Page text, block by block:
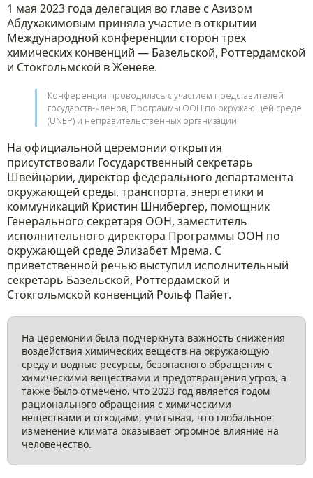
1 мая 2023 года делегация во главе с Азизом
Абдухакимовым приняла участие в открытии
Международной конференции сторон трех
химических конвенций — Базельской, Роттердамской
и Стокгольмской в Женеве.
Конференция проводилась с участием представителей
государств-членов, Программы ООН по окружающей среде
(UNEP) и неправительственных организаций.
На официальной церемонии открытия
присутствовали Государственный секретарь
Швейцарии, директор федерального департамента
окружающей среды, транспорта, энергетики и
коммуникаций Кристин Шнибергер, помощник
Генерального секретаря ООН, заместитель
исполнительного директора Программы ООН по
окружающей среде Элизабет Мрема. С
приветственной речью выступил исполнительный
секретарь Базельской, Роттердамской и
Стокгольмской конвенций Рольф Пайет.
На церемонии была подчеркнута важность снижения
воздействия химических веществ на окружающую
среду и водные ресурсы, безопасного обращения с
химическими веществами и предотвращения угроз, а
также было отмечено, что 2023 год является годом
рационального обращения с химическими
веществами и отходами, учитывая, что глобальное
изменение климата оказывает огромное влияние на
человечество.